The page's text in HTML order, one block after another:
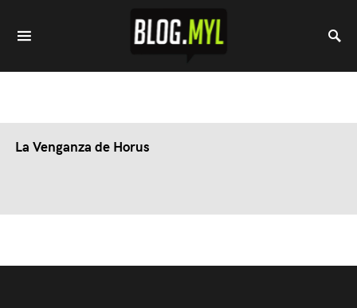
La Venganza de Horus